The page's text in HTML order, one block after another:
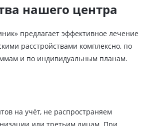
нашего центра
предлагает эффективное лечение
расстройствами комплексно, по
и по индивидуальным планам.
на учёт, не распространяем
или третьим лицам. При